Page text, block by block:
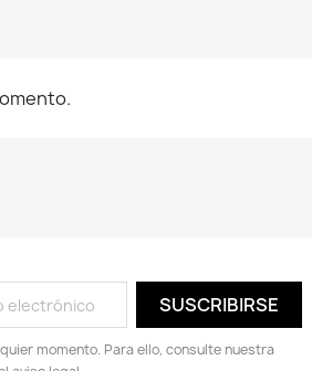
momento. Para ello, consulte nuestra